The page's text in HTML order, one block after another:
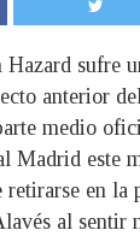
Hazard sufre
anterior
medio
Madrid este
retirarse en la
al sentir